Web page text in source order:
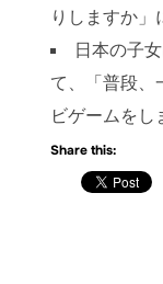
りしますか」
日本の子
て、「普段、
ビゲームをし
Share this: